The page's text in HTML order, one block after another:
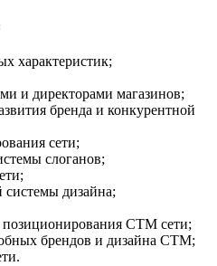
характеристик;
и директорами магазинов;
бренда и конкурентной
сети;
слоганов;
системы дизайна;
позиционирования СТМ сети;
брендов и дизайна СТМ;